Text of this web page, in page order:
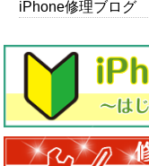
iPhone修理ブログ